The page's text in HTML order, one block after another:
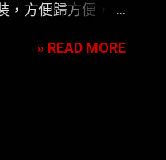
，方便歸方便，可
» READ MORE